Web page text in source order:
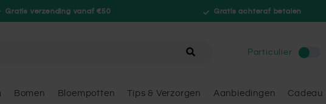
Gratis verzending vanaf €50 Gratis achteraf betalen
Bomen Bloempotten Tips & Verzorgen Aanbiedingen Cadeau
Particulier